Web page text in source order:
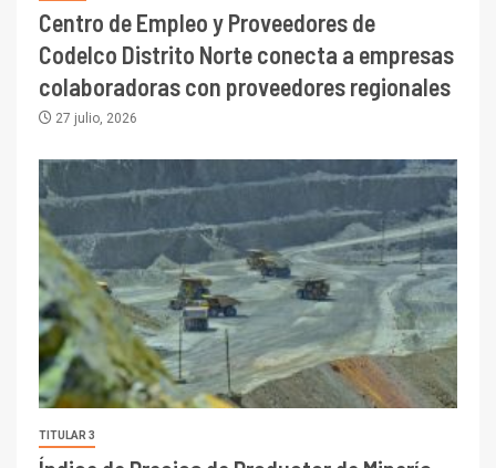
Centro de Empleo y Proveedores de
Codelco Distrito Norte conecta a empresas
colaboradoras con proveedores regionales
27 julio, 2026
TITULAR 3